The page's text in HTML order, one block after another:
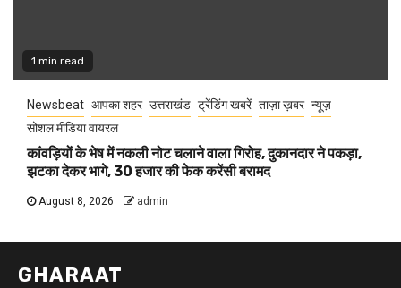
1 min read
Newsbeat आपका शहर उत्तराखंड ट्रेंडिंग खबरें ताज़ा ख़बर न्यूज़
सोशल मीडिया वायरल
कांवड़ियों के भेष में नकली नोट चलाने वाला गिरोह, दुकानदार ने पकड़ा,
झटका देकर भागे, 30 हजार की फेक करेंसी बरामद
August 8, 2026 admin
GHARAAT